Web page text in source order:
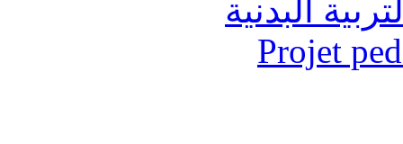
البدنية
Projet